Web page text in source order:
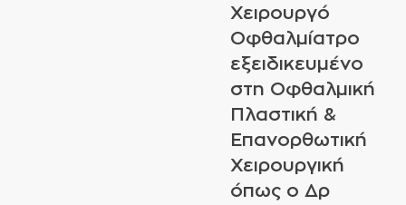
Χειρουργό
Οφθαλμίατρο
εξειδικευμένο
στη Οφθαλμική
Πλαστική &
Επανορθωτική
Χειρουργική
όπως ο Δρ